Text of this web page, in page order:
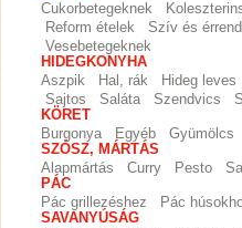
Cukorbetegeknek
Reform ételek
Szív és
Vesebetegeknek
HIDEGKONYHA
Aszpik
Hal, rák
Hideg leves
Sajtos
Saláta Szendvics
KÖRET
Burgonya
Egyéb
Gyümölcs
SZÓSZ, MÁRTÁS
Alapmártás
Curry Pesto
PÁC
Pác grillezéshez
Pác
SAVANYÚSÁG